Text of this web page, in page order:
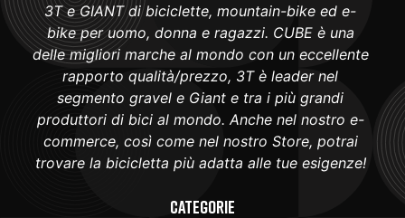
3T e GIANT di biciclette, mountain-bike ed e-
bike per uomo, donna e ragazzi. CUBE è una
delle migliori marche al mondo con un eccellente
rapporto qualità/prezzo, 3T è leader nel
segmento gravel e Giant e tra i più grandi
produttori di bici al mondo. Anche nel nostro e-
commerce, così come nel nostro Store, potrai
trovare la bicicletta più adatta alle tue esigenze!
Categorie